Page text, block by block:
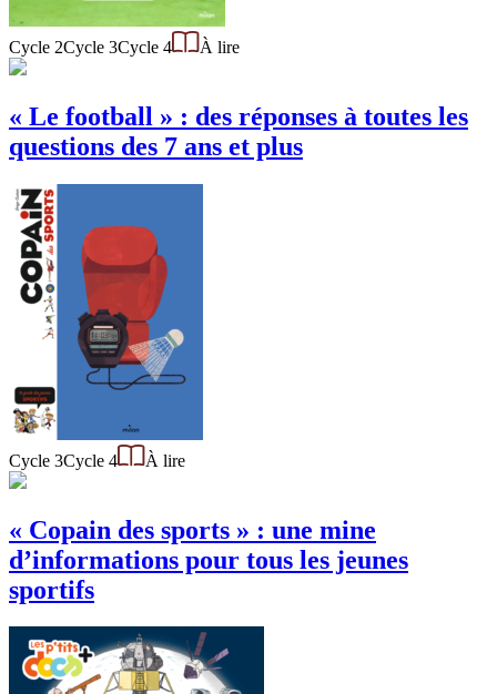
Cycle 2Cycle 3Cycle 4 À lire
« Le football » : des réponses à toutes les
questions des 7 ans et plus
Cycle 3Cycle 4 À lire
« Copain des sports » : une mine
d’informations pour tous les jeunes
sportifs